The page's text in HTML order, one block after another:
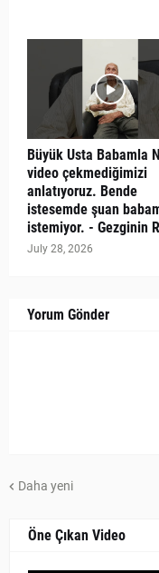
Büyük Usta Babamla
video çekmediğimizi
anlatıyoruz. Bende
istesemde şuan
istemiyor. - Gezginin
July 28, 2026
Yorum Gönder
Daha yeni
Öne Çıkan Video